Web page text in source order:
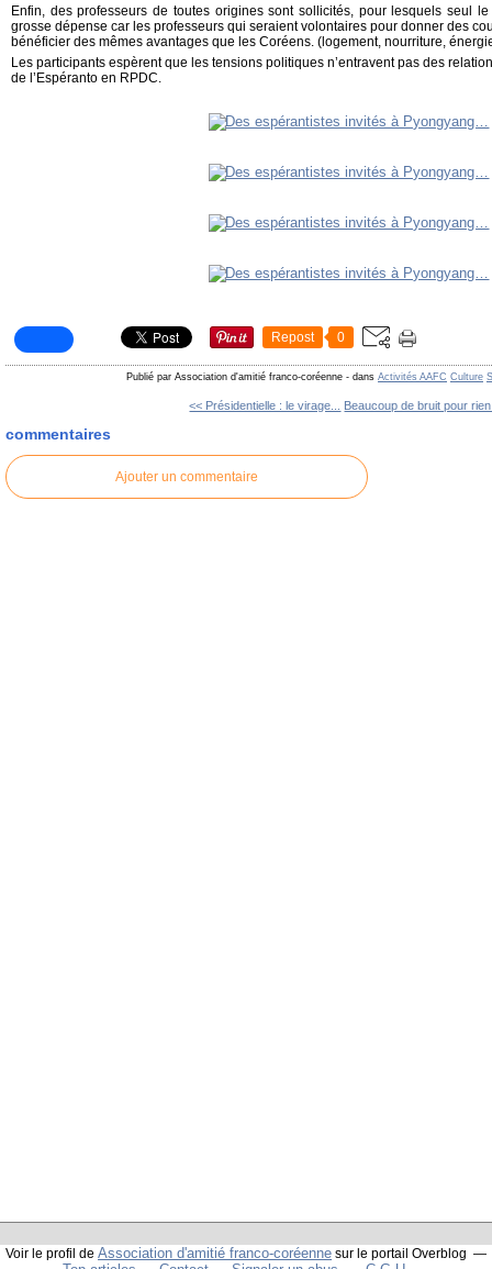
Enfin, des professeurs de toutes origines sont sollicités, pour lesquels seul
grosse dépense car les professeurs qui seraient volontaires pour donner des
bénéficier des mêmes avantages que les Coréens. (logement, nourriture,
Les participants espèrent que les tensions politiques n’entravent pas des
de l’Espéranto en RPDC.
Repost 0
Publié par Association d'amitié franco-coréenne - dans Activités AAFC Culture
<< Présidentielle : le virage... Beaucoup de bruit pour
commentaires
Ajouter un commentaire
Voir le profil de Association d'amitié franco-coréenne sur le portail Overblog